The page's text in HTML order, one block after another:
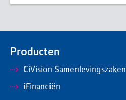
Producten
CiVision Samenlevingszaken
iFinanciën